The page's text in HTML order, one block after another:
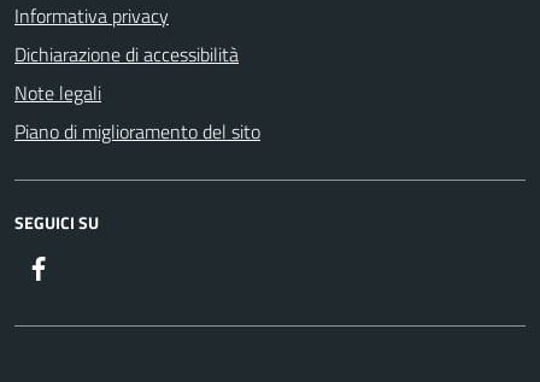
Informativa privacy
Dichiarazione di accessibilità
Note legali
Piano di miglioramento del sito
SEGUICI SU